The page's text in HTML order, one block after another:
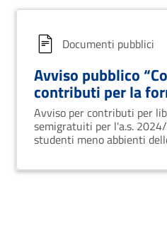
Documenti pubblici
Avviso pubblico
contributi per la
semigratuita dei
Regione Basilicata
2024/2025
Avviso per contributi per
semigratuiti per l'a.s.
studenti meno abbienti